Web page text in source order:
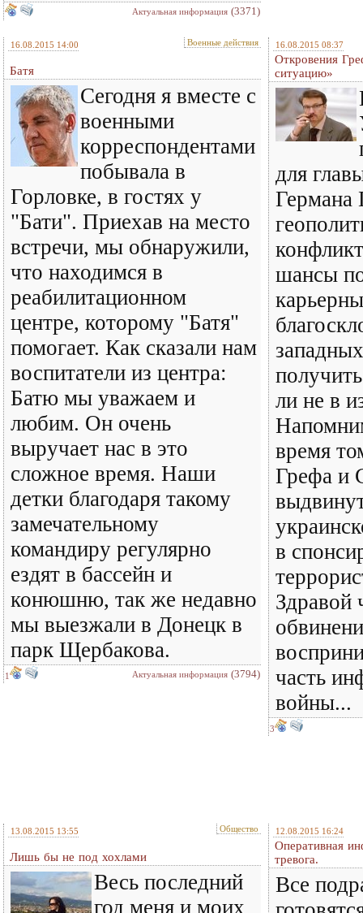
Актуальная информация (3371)
16.08.2015 14:00 Военные действия
Батя
Сегодня я вместе с
военными
корреспондентами
побывала в
Горловке, в гостях у
"Бати". Приехав на место
встречи, мы обнаружили,
что находимся в
реабилитационном
центре, которому "Батя"
помогает. Как сказали нам
воспитатели из центра:
Батю мы уважаем и
любим. Он очень
выручает нас в это
сложное время. Наши
детки благодаря такому
замечательному
командиру регулярно
ездят в бассейн и
конюшню, так же недавно
мы выезжали в Донецк в
парк Щербакова.
1 Актуальная информация (3794)
16.08.2015 08:37
Откровения
ситуацию»
для
Германа
шансы
ли не в
время
Грефа и
в
Здравой
часть
войны...
3
13.08.2015 13:55 Общество
Лишь бы не под хохлами
Весь последний
год меня и моих
12.08.2015 16:24
Оперативная
тревога.
Все